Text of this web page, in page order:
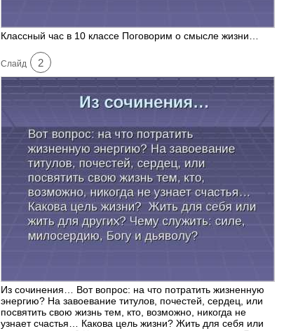
Классный час в 10 классе Поговорим о смысле жизни…
Cлайд 2
Из сочинения… Вот вопрос: на что потратить жизненную
энергию? На завоевание титулов, почестей, сердец, или
посвятить свою жизнь тем, кто, возможно, никогда не
узнает счастья… Какова цель жизни? Жить для себя или